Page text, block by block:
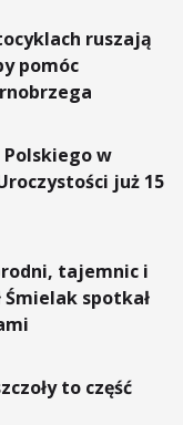
ruszają
pomóc
w
już 15
tajemnic i
spotkał
to część